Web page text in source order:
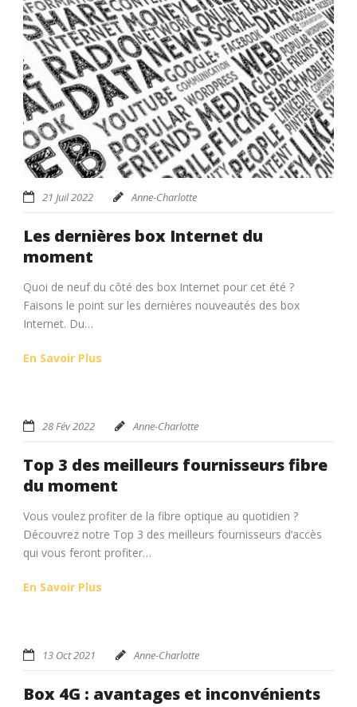
21 Juil 2022 Anne-Charlotte
Les dernières box Internet du
moment
Quoi de neuf du côté des box Internet pour cet été ?
Faisons le point sur les dernières nouveautés des box
Internet. Du…
En Savoir Plus
28 Fév 2022 Anne-Charlotte
Top 3 des meilleurs fournisseurs fibre
du moment
Vous voulez profiter de la fibre optique au quotidien ?
Découvrez notre Top 3 des meilleurs fournisseurs d’accès
qui vous feront profiter…
En Savoir Plus
13 Oct 2021 Anne-Charlotte
Box 4G : avantages et inconvénients